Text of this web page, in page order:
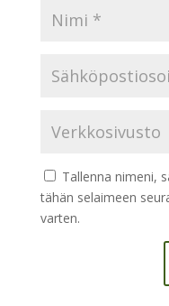
Tallenna nimeni,
tähän selaimeen
varten.